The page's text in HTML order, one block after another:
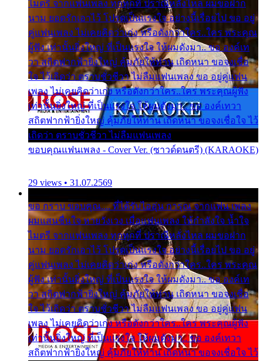
ไมตรี จากแฟนเพลง ทุกทุกที่ ปราณีหลั่งไหล ผมขอฝาก
นาม ยอดรักเอาไว้ โปรดเป็นแรงใจ อย่างนี้เรื่อยไป ขอ อยู่
คู่แฟนเพลง ไม่เคยคิดว่าเก่ง หรือดังกว่าใคร..ใคร พระคุณ
ผู้ฟัง เท่านั้นยิ่งใหญ่ ที่เป็นแรงใจ ให้ผมดังมา.. ขอ องค์เท
วา สถิตฟากฟ้ายิ่งใหญ่ คุ้มภัยให้ท่าน เถิดหนา ขอจงเชื่อ
ใจ ไว้เถิดว่า ตราบชั่วชีวา ไม่ลืมแฟนเพลง ขอ อยู่คู่แฟน
เพลง ไม่เคยคิดว่าเก่ง หรือดังกว่าใคร..ใคร พระคุณผู้ฟัง
เท่านั้นยิ่งใหญ่ ที่เป็นแรงใจ ให้ผมดังมา.. ขอ องค์เทวา
สถิตฟากฟ้ายิ่งใหญ่ คุ้มภัยให้ท่าน เถิดหนา ขอจงเชื่อใจ ไว้
เถิดว่า ตราบชั่วชีวา ไม่ลืมแฟนเพลง
ขอบคุณแฟนเพลง - Cover Ver. (ซาวด์ดนตรี) (KARAOKE)
29 views • 31.07.2569
ขอ กราบ ขอบคุณ.... ที่ได้รับไออุ่น การุณ จากแฟน เพลง
ผมแสนชื่นใจ หายวังเวง เมื่อแฟนเพลง ให้กำลังใจ น้ำใจ
ไมตรี จากแฟนเพลง ทุกทุกที่ ปราณีหลั่งไหล ผมขอฝาก
นาม ยอดรักเอาไว้ โปรดเป็นแรงใจ อย่างนี้เรื่อยไป ขอ อยู่
คู่แฟนเพลง ไม่เคยคิดว่าเก่ง หรือดังกว่าใคร..ใคร พระคุณ
ผู้ฟัง เท่านั้นยิ่งใหญ่ ที่เป็นแรงใจ ให้ผมดังมา.. ขอ องค์เท
วา สถิตฟากฟ้ายิ่งใหญ่ คุ้มภัยให้ท่าน เถิดหนา ขอจงเชื่อ
ใจ ไว้เถิดว่า ตราบชั่วชีวา ไม่ลืมแฟนเพลง ขอ อยู่คู่แฟน
เพลง ไม่เคยคิดว่าเก่ง หรือดังกว่าใคร..ใคร พระคุณผู้ฟัง
เท่านั้นยิ่งใหญ่ ที่เป็นแรงใจ ให้ผมดังมา.. ขอ องค์เทวา
สถิตฟากฟ้ายิ่งใหญ่ คุ้มภัยให้ท่าน เถิดหนา ขอจงเชื่อใจ ไว้